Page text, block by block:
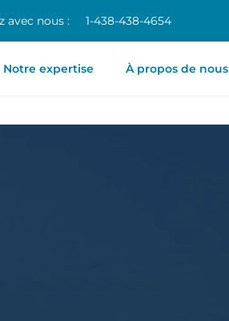
avec nous : 1-438-438-4654
Notre expertise À propos de nous